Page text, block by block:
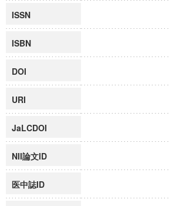
ISSN
ISBN
DOI
URI
JaLCDOI
NII論文ID
医中誌ID